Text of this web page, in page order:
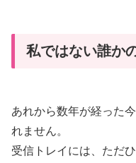
私ではない誰か
あれから数年が経った
れません。
受信トレイには、ただ